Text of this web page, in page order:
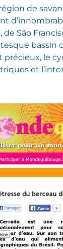
de
de São
bassin
précieux, le
et